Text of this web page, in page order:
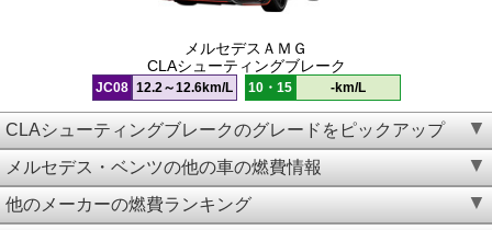
メルセデスＡＭＧ
CLAシューティングブレーク
JC08 12.2～12.6km/L 10・15 -km/L
CLAシューティングブレークのグレードをピックアップ
メルセデス・ベンツの他の車の燃費情報
他のメーカーの燃費ランキング